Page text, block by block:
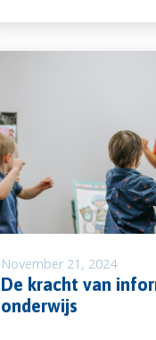
November 21, 2024
De kracht van
onderwijs